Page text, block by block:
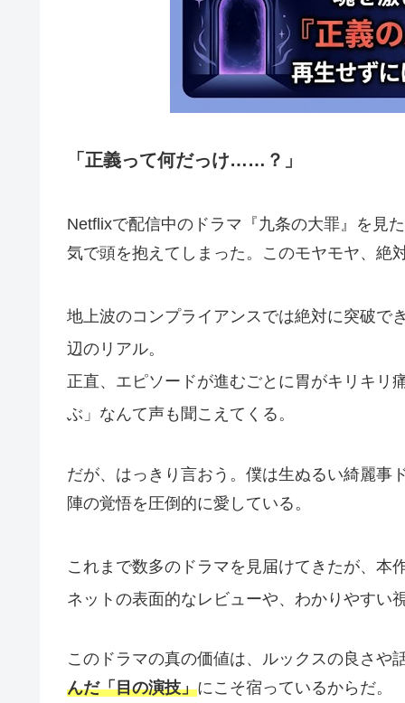
「正義って何だっけ……？」
Netflixで配信中のドラマ『九条の大罪』を見
気で頭を抱えてしまった。このモヤモヤ、絶
地上波のコンプライアンスでは絶対に突破で
辺のリアル。
正直、エピソードが進むごとに胃がキリキリ
ぶ」なんて声も聞こえてくる。
だが、はっきり言おう。僕は生ぬるい綺麗事
陣の覚悟を圧倒的に愛している。
これまで数多のドラマを見届けてきたが、本
ネットの表面的なレビューや、わかりやすい
このドラマの真の価値は、ルックスの良さや
んだ「目の演技」にこそ宿っているからだ。